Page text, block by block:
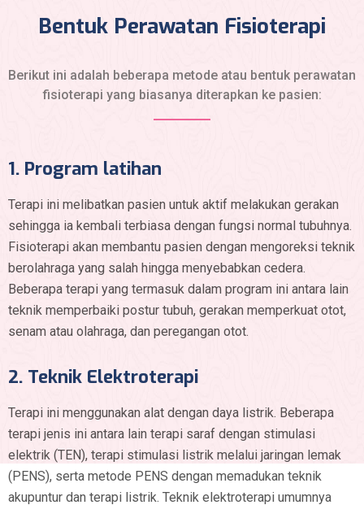
Bentuk Perawatan Fisioterapi
Berikut ini adalah beberapa metode atau bentuk perawatan
fisioterapi yang biasanya diterapkan ke pasien:
1. Program latihan
Terapi ini melibatkan pasien untuk aktif melakukan gerakan
sehingga ia kembali terbiasa dengan fungsi normal tubuhnya.
Fisioterapi akan membantu pasien dengan mengoreksi teknik
berolahraga yang salah hingga menyebabkan cedera.
Beberapa terapi yang termasuk dalam program ini antara lain
teknik memperbaiki postur tubuh, gerakan memperkuat otot,
senam atau olahraga, dan peregangan otot.
2. Teknik Elektroterapi
Terapi ini menggunakan alat dengan daya listrik. Beberapa
terapi jenis ini antara lain terapi saraf dengan stimulasi
elektrik (TEN), terapi stimulasi listrik melalui jaringan lemak
(PENS), serta metode PENS dengan memadukan teknik
akupuntur dan terapi listrik. Teknik elektroterapi umumnya